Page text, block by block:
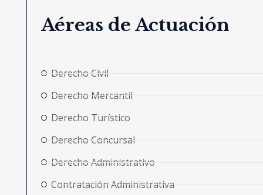
Aéreas de Actuación
Derecho Civil
Derecho Mercantil
Derecho Turístico
Derecho Concursal
Derecho Administrativo
Contratación Administrativa